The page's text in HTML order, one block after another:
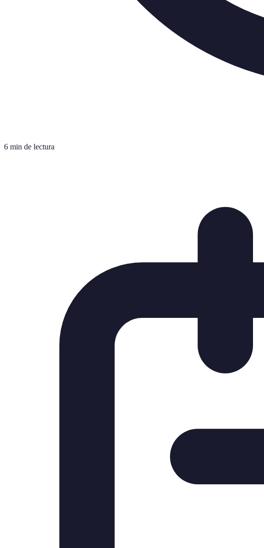
6 min de lectura